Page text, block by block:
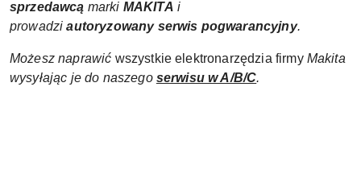
sprzedawcą marki MAKITA i
prowadziautoryzowany serwis pogwarancyjny.
Możesz naprawić wszystkie elektronarzędzia firmyMakita
wysyłając je do naszego serwisu w A/B/C.